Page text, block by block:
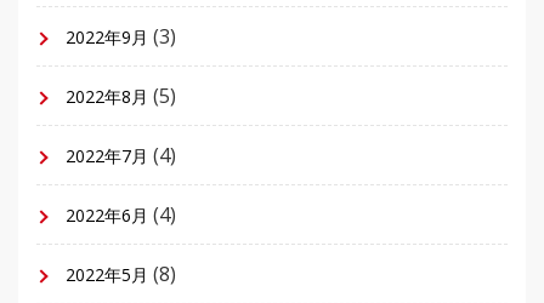
2022年9月 (3)
2022年8月 (5)
2022年7月 (4)
2022年6月 (4)
2022年5月 (8)